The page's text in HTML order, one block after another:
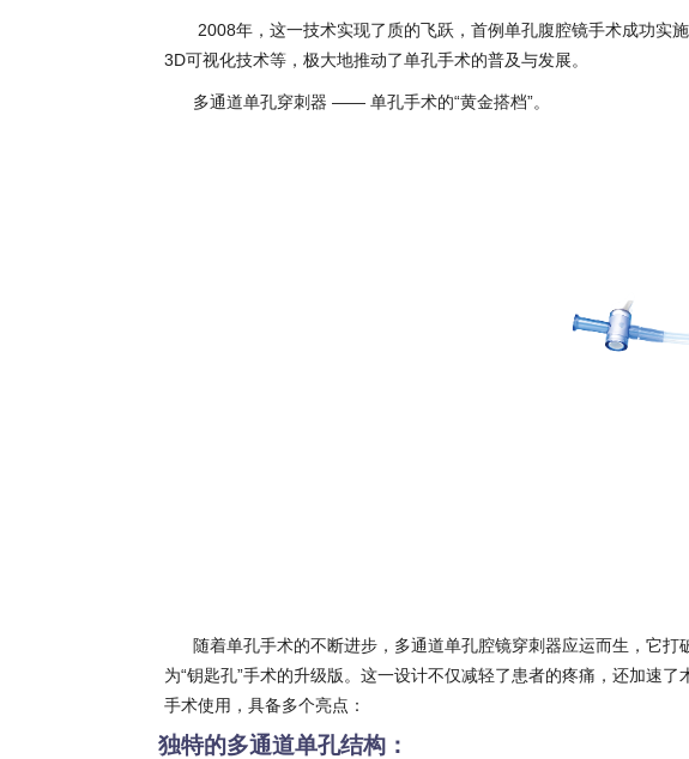
2008年，这一技术实现了质的飞跃，首例单孔腹腔镜手术成功实施
3D可视化技术等，极大地推动了单孔手术的普及与发展。
多通道单孔穿刺器 —— 单孔手术的“黄金搭档”。
随着单孔手术的不断进步，多通道单孔腔镜穿刺器应运而生，它打
为“钥匙孔”手术的升级版。这一设计不仅减轻了患者的疼痛，还加速
手术使用，具备多个亮点：
独特的多通道单孔结构 ：